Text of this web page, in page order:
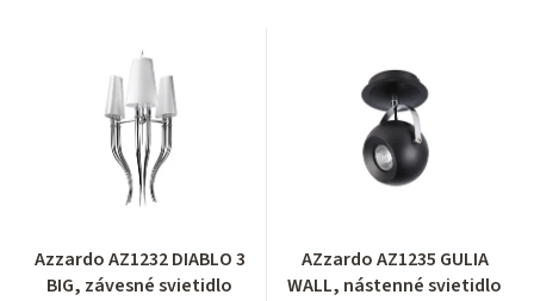
Azzardo AZ1232 DIABLO 3
BIG, závesné svietidlo
AZzardo AZ1235 GULIA
WALL, nástenné svietidlo